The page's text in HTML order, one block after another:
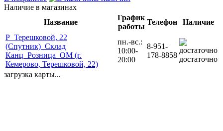
Наличие в магазинах
Название
График
работы
Телефон
Наличие
Р_Терешковой, 22
(Спутник)_Склад
Канц_Розница_ОМ (г.
Кемерово, Терешковой, 22)
пн.-вс.:
10:00-
20:00
8-951-
178-8858 достаточно
загрузка карты...